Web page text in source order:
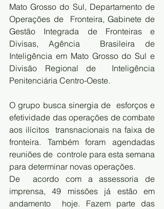
Mato Grosso do Sul, Departamento de
Operações de  Fronteira, Gabinete de
Gestão Integrada de Fronteiras e
Divisas, Agência  Brasileira de
Inteligência em Mato Grosso do Sul e
Divisão Regional de  Inteligência
Penitenciária Centro-Oeste.
O grupo busca sinergia de  esforços e
efetividade das operações de combate
aos ilícitos  transnacionais na faixa de
fronteira. Também foram agendadas
reuniões de  controle para esta semana
para determinar novas operações.
De  acordo com a assessoria de
imprensa, 49 missões já estão em
andamento  hoje. Fazem parte das